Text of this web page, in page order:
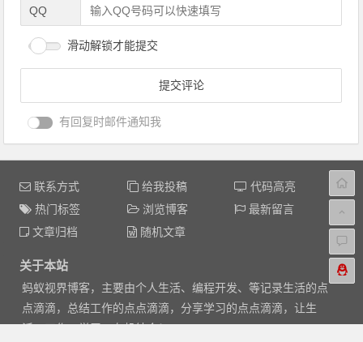
QQ
滑动解锁才能提交
有回复时邮件通知我
联系方式 给我投稿
代码高亮
热门标签
浏览博客
最新留言
文章归档
随机文章
关于本站
蚂蚁视界博客，主要由个人生活、编程开发、等记录生活的点
点滴滴，总结工作的点点滴滴，分享学习的点点滴滴，让生
活、工作、学习，有机结合！